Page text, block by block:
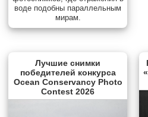
воде подобны параллельным
мирам.
Лучшие снимки
победителей конкурса
Ocean Conservancy Photo
Contest 2026